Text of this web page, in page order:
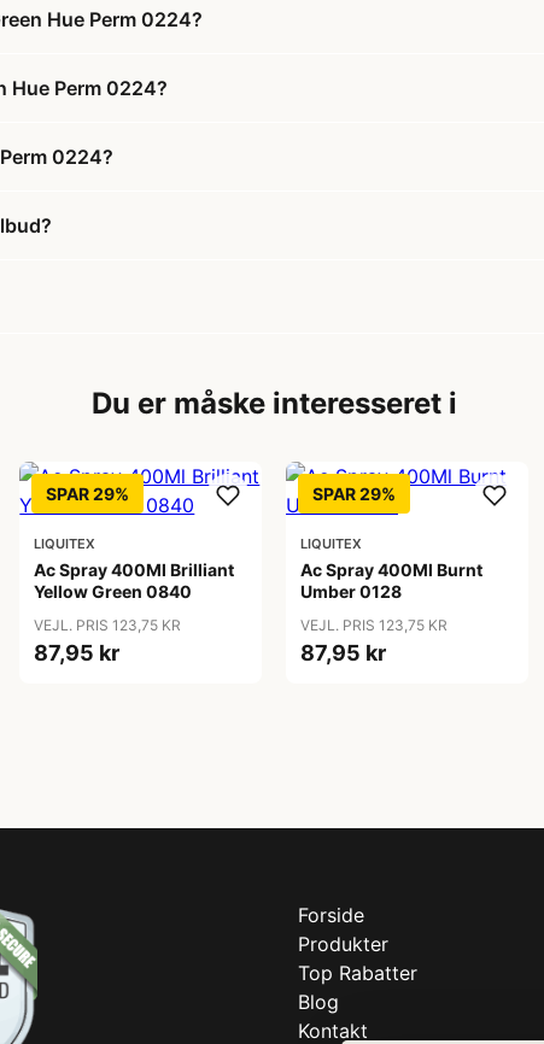
Hue Perm 0224?
Hue Perm 0224?
0224?
Du er måske interesseret i
SPAR 29%
LIQUITEX
Ac Spray 400Ml Brilliant
Yellow Green 0840
VEJL. PRIS 123,75 KR
87,95 kr
SPAR 29%
LIQUITEX
Ac Spray 400Ml Burnt
Umber 0128
VEJL. PRIS 123,75 KR
87,95 kr
Forside
Produkter
Top Rabatter
Blog
Kontakt